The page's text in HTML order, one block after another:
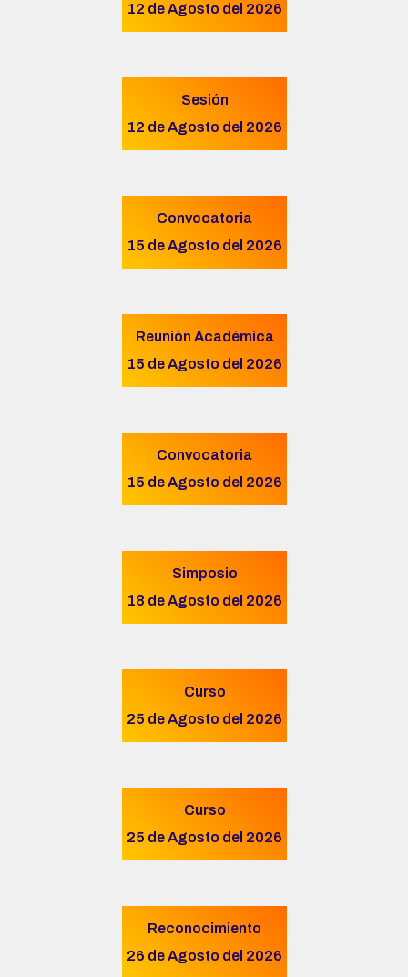
12 de Agosto del 2026
Sesión
12 de Agosto del 2026
Convocatoria
15 de Agosto del 2026
Reunión Académica
15 de Agosto del 2026
Convocatoria
15 de Agosto del 2026
Simposio
18 de Agosto del 2026
Curso
25 de Agosto del 2026
Curso
25 de Agosto del 2026
Reconocimiento
26 de Agosto del 2026